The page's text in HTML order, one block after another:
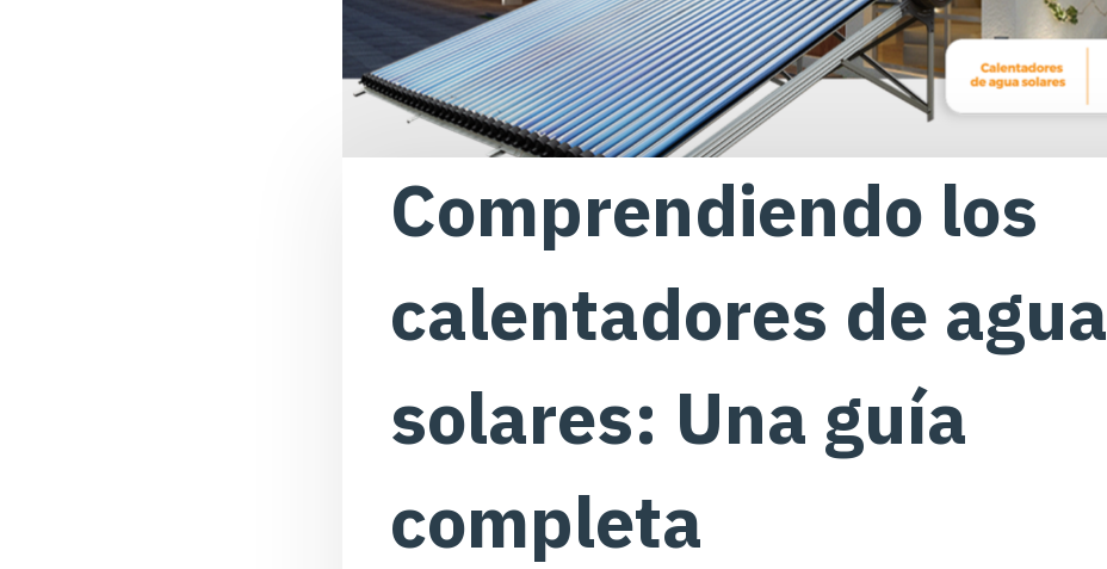
Comprendiendo los
calentadores de agua
solares: Una guía
completa